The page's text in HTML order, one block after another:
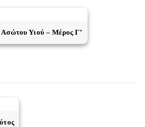
Υιού – Μέρος Γ’